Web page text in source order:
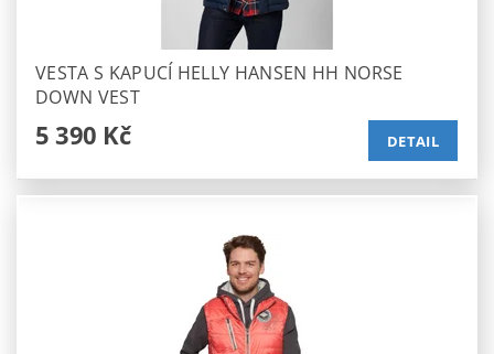
VESTA S KAPUCÍ HELLY HANSEN HH NORSE
DOWN VEST
5 390 Kč DETAIL